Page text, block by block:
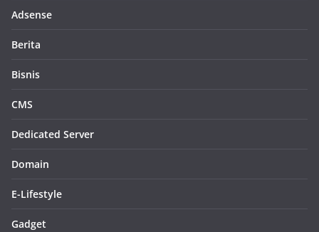
Adsense
Berita
Bisnis
CMS
Dedicated Server
Domain
E-Lifestyle
Gadget